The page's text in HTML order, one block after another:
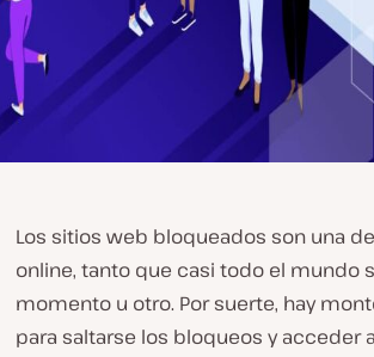
Los sitios web bloqueados son una
online, tanto que casi todo el mundo
momento u otro. Por suerte, hay
para saltarse los bloqueos y acceder